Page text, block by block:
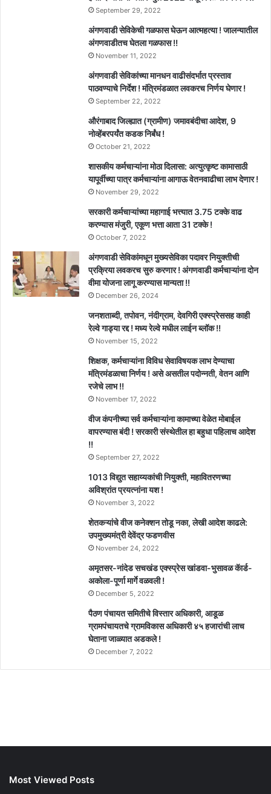
September 29, 2022
अंगणवाडी सेविकेची गळफास घेऊन आत्महत्या ! जालन्यातील
अंगणवाडीतच घेतला गळफास !!
November 11, 2022
अंगणवाडी सेविकांच्या मानधन वाढीसंदर्भात प्रस्ताव
पाठवण्याचे निर्देश ! मंत्रिमंडळात लवकरच निर्णय घेणार !
September 22, 2022
औरंगाबाद जिल्ह्यात (ग्रामीण) जमावबंदीचा आदेश, 9
नोव्हेंबरपर्यंत कडक निर्बंध !
October 21, 2022
शासकीय कर्मचाऱ्यांना मोठा दिलासा: अत्युत्कृष्ट कामासाठी
यापूर्वीच्या पात्र कर्मचाऱ्यांना आगाऊ वेतनवाढीचा लाभ देणार !
November 29, 2022
सरकारी कर्मचाऱ्यांच्या महागाई भत्त्यात 3.75 टक्के वाढ
करण्यास मंजुरी, एकूण भत्ता आता 31 टक्के !
October 7, 2022
अंगणवाडी सेविकांमधून मुख्यसेविका पदावर नियुक्तीची
प्रक्रिया लवकरच सुरु करणार ! अंगणवाडी कर्मचाऱ्यांना दोन
वीमा योजना लागू करण्यास मान्यता !!
December 26, 2024
जनशताब्दी, तपोवन, नंदीग्राम, देवगिरी एक्स्प्रेससह काही
रेल्वे गाड्या रद्द ! मध्य रेल्वे मधील लाईन ब्लॉक !!
November 15, 2022
शिक्षक, कर्मचाऱ्यांना विविध सेवाविषयक लाभ देण्याचा
मंत्रिमंडळाचा निर्णय ! असे असतील पदोन्नती, वेतन आणि
रजेचे लाभ !!
November 17, 2022
वीज कंपनीच्या सर्व कर्मचाऱ्यांना कामाच्या वेळेत मोबाईल
वापरण्यास बंदी ! सरकारी संस्थेतील हा बहुधा पहिलाच आदेश
!!
September 27, 2022
1013 विद्युत सहाय्यकांची नियुक्ती, महावितरणच्या
अविश्रांत प्रयत्नांना यश !
November 3, 2022
शेतकऱ्यांचे वीज कनेक्शन तोडू नका, लेखी आदेश काढले:
उपमुख्यमंत्री देवेंद्र फडणवीस
November 24, 2022
अमृतसर-नांदेड सचखंड एक्स्प्रेस खांडवा-भुसावळ कॅार्ड-
अकोला-पूर्णा मार्गे वळवली !
December 5, 2022
पैठण पंचायत समितीचे विस्तार अधिकारी, आडूळ
ग्रामपंचायतचे ग्रामविकास अधिकारी ४५ हजारांची लाच
घेताना जाळ्यात अडकले !
December 7, 2022
Most Viewed Posts